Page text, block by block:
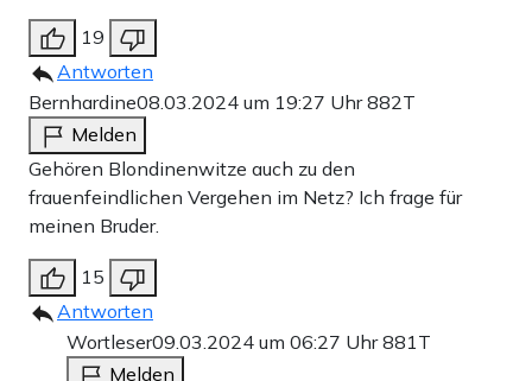
19
Antworten
Bernhardine08.03.2024 um 19:27 Uhr882T
Melden
Gehören Blondinenwitze auch zu den
frauenfeindlichen Vergehen im Netz? Ich frage für
meinen Bruder.
15
Antworten
Wortleser09.03.2024 um 06:27 Uhr881T
Melden